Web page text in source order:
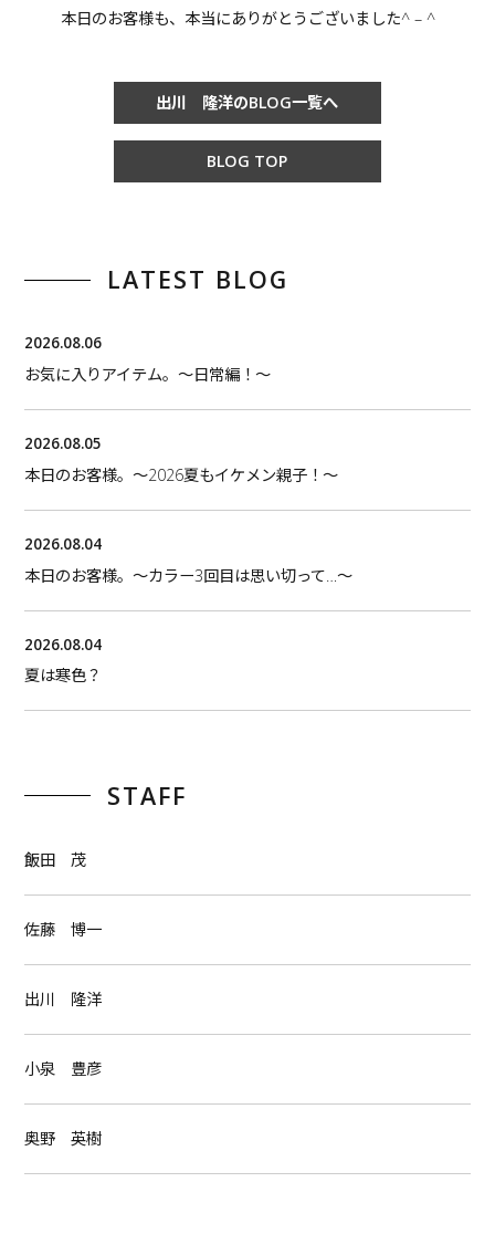
本日のお客様も、本当にありがとうございました^ – ^
出川 隆洋のBLOG一覧へ
BLOG TOP
LATEST BLOG
2026.08.06
お気に入りアイテム。〜日常編！〜
2026.08.05
本日のお客様。〜2026夏もイケメン親子！〜
2026.08.04
本日のお客様。〜カラー3回目は思い切って…〜
2026.08.04
夏は寒色？
STAFF
飯田 茂
佐藤 博一
出川 隆洋
小泉 豊彦
奥野 英樹